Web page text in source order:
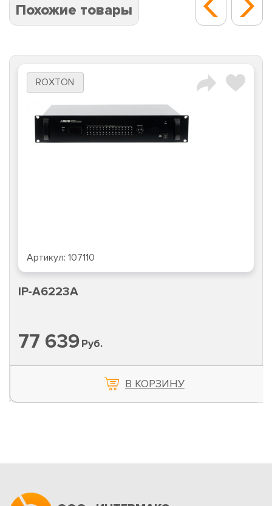
Похожие товары
ROXTON
Артикул: 107110
IP-A6223A
77 639Руб.
В КОРЗИНУ